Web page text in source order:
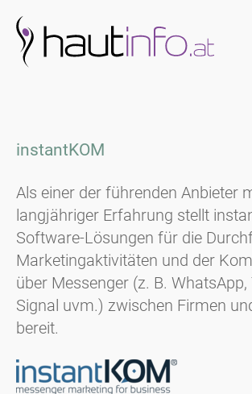
instantKOM
Als einer der führenden Anbieter
langjähriger Erfahrung stellt
Software-Lösungen für die
Marketingaktivitäten und der
über Messenger (z. B. WhatsApp,
Signal uvm.) zwischen Firmen
bereit.